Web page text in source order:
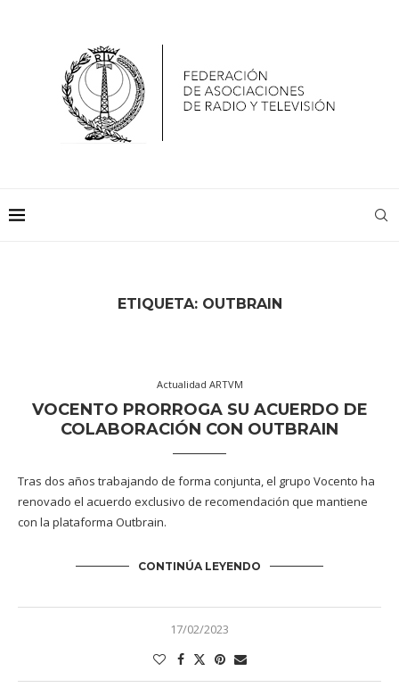
ETIQUETA: OUTBRAIN
Actualidad ARTVM
VOCENTO PRORROGA SU ACUERDO DE
COLABORACIÓN CON OUTBRAIN
Tras dos años trabajando de forma conjunta, el grupo Vocento ha
renovado el acuerdo exclusivo de recomendación que mantiene
con la plataforma Outbrain.
CONTINÚA LEYENDO
17/02/2023